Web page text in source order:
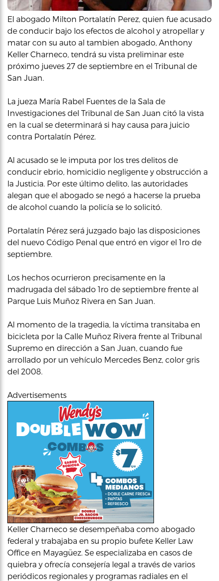
El abogado Milton Portalatín Perez, quien fue acusado
de conducir bajo los efectos de alcohol y atropellar y
matar con su auto al tambien abogado, Anthony
Keller Charneco, tendrá su vista preliminar este
próximo jueves 27 de septiembre en el Tribunal de
San Juan.
La jueza María Rabel Fuentes de la Sala de
Investigaciones del Tribunal de San Juan citó la vista
en la cual se determinará si hay causa para juicio
contra Portalatín Pérez.
Al acusado se le imputa por los tres delitos de
conducir ebrio, homicidio negligente y obstrucción a
la Justicia. Por este último delito, las autoridades
alegan que el abogado se negó a hacerse la prueba
de alcohol cuando la policía se lo solicitó.
Portalatín Pérez será juzgado bajo las disposiciones
del nuevo Código Penal que entró en vigor el 1ro de
septiembre.
Los hechos ocurrieron precisamente en la
madrugada del sábado 1ro de septiembre frente al
Parque Luis Muñoz Rivera en San Juan.
Al momento de la tragedia, la víctima transitaba en
bicicleta por la Calle Muñoz Rivera frente al Tribunal
Supremo en dirección a San Juan, cuando fue
arrollado por un vehículo Mercedes Benz, color gris
del 2008.
Advertisements
Keller Charneco se desempeñaba como abogado
federal y trabajaba en su propio bufete Keller Law
Office en Mayagüez. Se especializaba en casos de
quiebra y ofrecía consejería legal a través de varios
periódicos regionales y programas radiales en el